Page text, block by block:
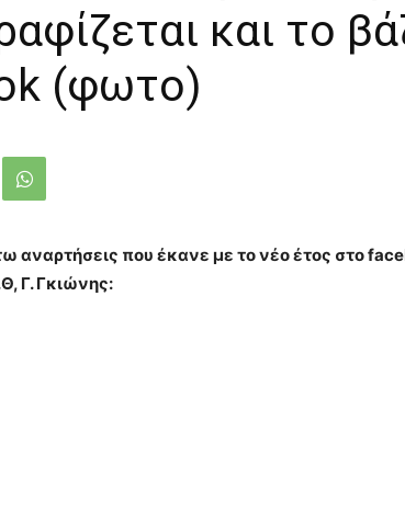
και το
(φωτο)
αναρτήσεις που έκανε με το νέο έτος στο
Γ. Γκιώνης: